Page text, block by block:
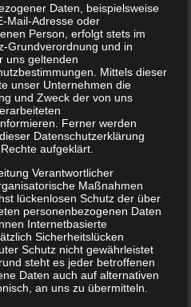
erst
des
Wir fangen gerade erst
Daten, beispielsweise
Mail-Adresse oder
Person, erfolgt stets im
Grundverordnung und in
uns geltenden
Mittels dieser
unser Unternehmen die
und Zweck der von uns
Ferner werden
Datenschutzerklärung
aufgeklärt.
Verantwortlicher
Maßnahmen
lückenlosen Schutz der über
personenbezogenen Daten
Internetbasierte
Sicherheitslücken
Schutz nicht gewährleistet
steht es jeder betroffenen
Daten auch auf alternativen
an uns zu übermitteln.